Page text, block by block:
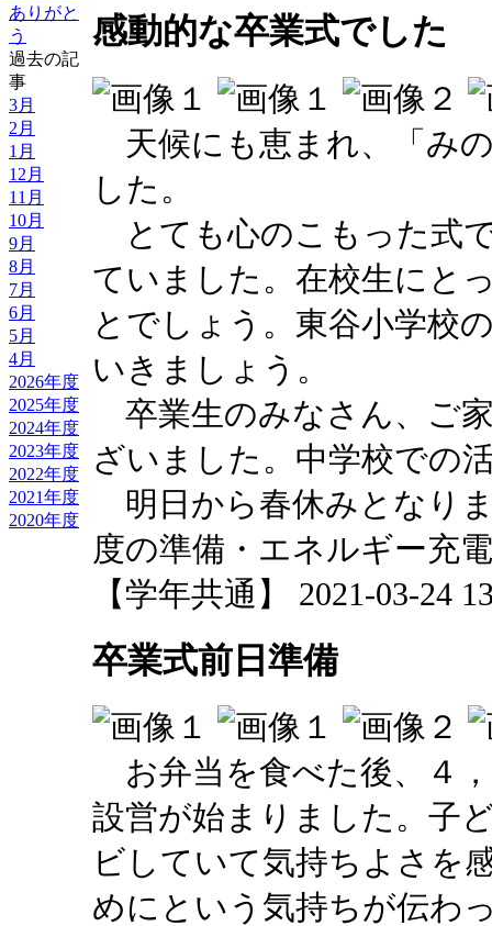
ありがと
う
過去の記
事
3月
2月
1月
12月
11月
10月
9月
8月
7月
6月
5月
4月
2026年度
2025年度
2024年度
2023年度
2022年度
2021年度
2020年度
感動的な卒業式でした
天候にも恵まれ、「み
した。
とても心のこもった式
ていました。在校生にと
とでしょう。東谷小学校
いきましょう。
卒業生のみなさん、ご
ざいました。中学校での
明日から春休みとなり
度の準備・エネルギー充
【学年共通】 2021-03-24
卒業式前日準備
お弁当を食べた後、４
設営が始まりました。子
ビしていて気持ちよさを
めにという気持ちが伝わ